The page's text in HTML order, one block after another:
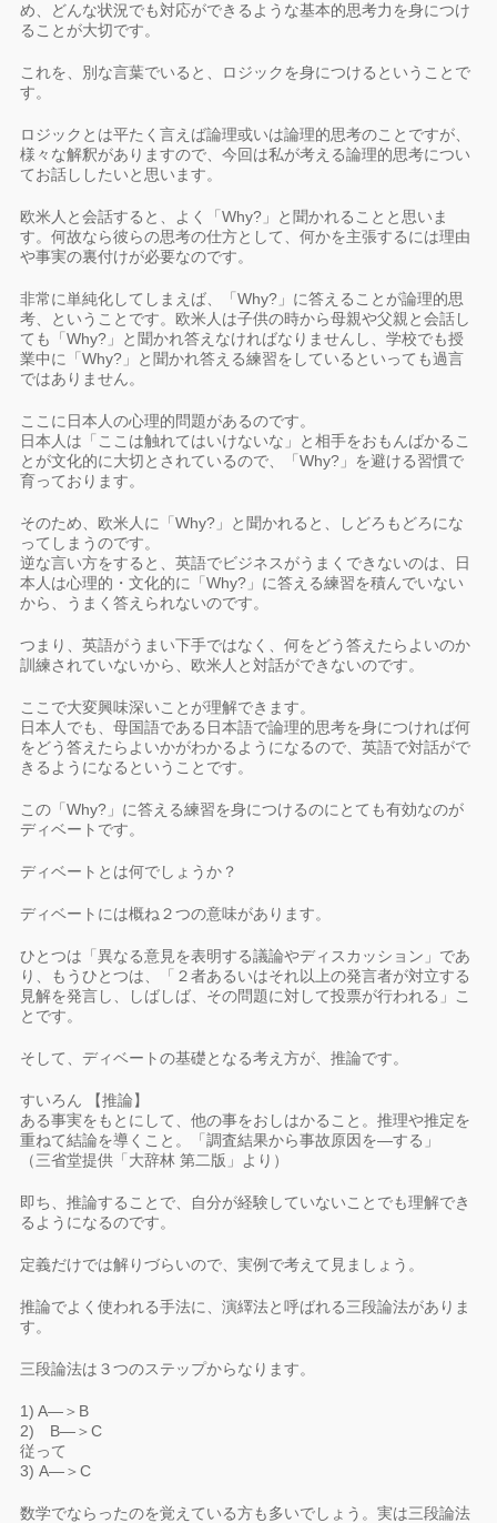
め、どんな状況でも対応ができるような基本的思考力を身につけ
ることが大切です。
これを、別な言葉でいると、ロジックを身につけるということで
す。
ロジックとは平たく言えば論理或いは論理的思考のことですが、
様々な解釈がありますので、今回は私が考える論理的思考につい
てお話ししたいと思います。
欧米人と会話すると、よく「Why?」と聞かれることと思いま
す。何故なら彼らの思考の仕方として、何かを主張するには理由
や事実の裏付けが必要なのです。
非常に単純化してしまえば、「Why?」に答えることが論理的思
考、ということです。欧米人は子供の時から母親や父親と会話し
ても「Why?」と聞かれ答えなければなりませんし、学校でも授
業中に「Why?」と聞かれ答える練習をしているといっても過言
ではありません。
ここに日本人の心理的問題があるのです。
日本人は「ここは触れてはいけないな」と相手をおもんばかるこ
とが文化的に大切とされているので、「Why?」を避ける習慣で
育っております。
そのため、欧米人に「Why?」と聞かれると、しどろもどろにな
ってしまうのです。
逆な言い方をすると、英語でビジネスがうまくできないのは、日
本人は心理的・文化的に「Why?」に答える練習を積んでいない
から、うまく答えられないのです。
つまり、英語がうまい下手ではなく、何をどう答えたらよいのか
訓練されていないから、欧米人と対話ができないのです。
ここで大変興味深いことが理解できます。
日本人でも、母国語である日本語で論理的思考を身につければ何
をどう答えたらよいかがわかるようになるので、英語で対話がで
きるようになるということです。
この「Why?」に答える練習を身につけるのにとても有効なのが
ディベートです。
ディベートとは何でしょうか？
ディベートには概ね２つの意味があります。
ひとつは「異なる意見を表明する議論やディスカッション」であ
り、もうひとつは、「２者あるいはそれ以上の発言者が対立する
見解を発言し、しばしば、その問題に対して投票が行われる」こ
とです。
そして、ディベートの基礎となる考え方が、推論です。
すいろん 【推論】
ある事実をもとにして、他の事をおしはかること。推理や推定を
重ねて結論を導くこと。「調査結果から事故原因を―する」
（三省堂提供「大辞林 第二版」より）
即ち、推論することで、自分が経験していないことでも理解でき
るようになるのです。
定義だけでは解りづらいので、実例で考えて見ましょう。
推論でよく使われる手法に、演繹法と呼ばれる三段論法がありま
す。
三段論法は３つのステップからなります。
1) A—＞B
2) B—＞C
従って
3) A—＞C
数学でならったのを覚えている方も多いでしょう。実は三段論法